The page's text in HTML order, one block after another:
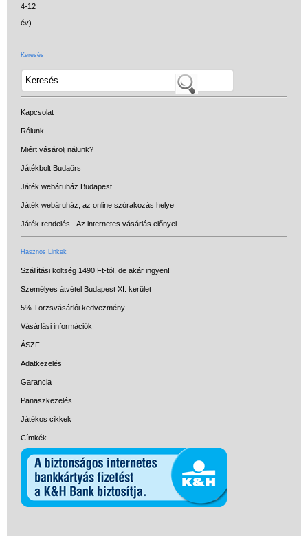
Keresés
Kapcsolat
Rólunk
Miért vásárolj nálunk?
Játékbolt Budaörs
Játék webáruház Budapest
Játék webáruház, az online szórakozás helye
Játék rendelés - Az internetes vásárlás előnyei
Hasznos Linkek
Szállítási költség 1490 Ft-tól, de akár ingyen!
Személyes átvétel Budapest XI. kerület
5% Törzsvásárlói kedvezmény
Vásárlási információk
ÁSZF
Adatkezelés
Garancia
Panaszkezelés
Játékos cikkek
Címkék